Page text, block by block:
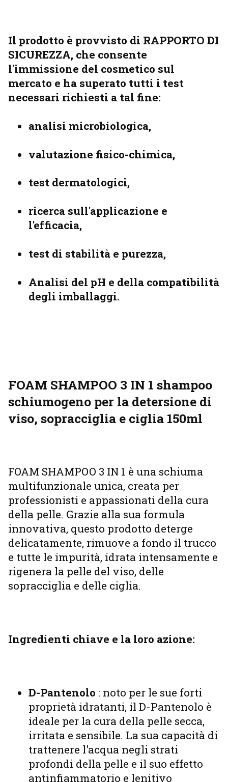
Il prodotto è provvisto di RAPPORTO DI
SICUREZZA, che consente
l'immissione del cosmetico sul
mercato e ha superato tutti i test
necessari richiesti a tal fine:
analisi microbiologica,
valutazione fisico-chimica,
test dermatologici,
ricerca sull'applicazione e
l'efficacia,
test di stabilità e purezza,
Analisi del pH e della compatibilità
degli imballaggi.
FOAM SHAMPOO 3 IN 1 shampoo
schiumogeno per la detersione di
viso, sopracciglia e ciglia 150ml
FOAM SHAMPOO 3 IN 1 è una schiuma
multifunzionale unica, creata per
professionisti e appassionati della cura
della pelle. Grazie alla sua formula
innovativa, questo prodotto deterge
delicatamente, rimuove a fondo il trucco
e tutte le impurità, idrata intensamente e
rigenera la pelle del viso, delle
sopracciglia e delle ciglia.
Ingredienti chiave e la loro azione:
D-Pantenolo : noto per le sue forti
proprietà idratanti, il D-Pantenolo è
ideale per la cura della pelle secca,
irritata e sensibile. La sua capacità di
trattenere l'acqua negli strati
profondi della pelle e il suo effetto
antinfiammatorio e lenitivo